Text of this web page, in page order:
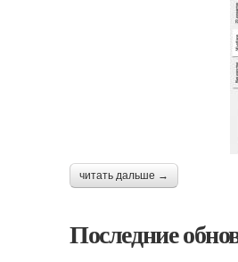
читать дальше →
Последние